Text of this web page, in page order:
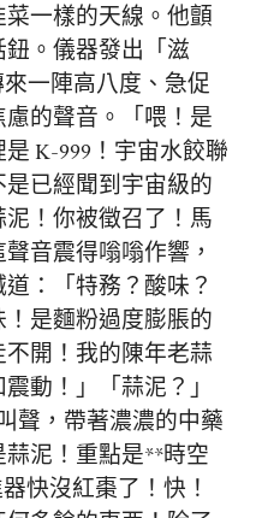
一樣的天線。他顫
。儀器發出「滋
一陣高八度、急促
慮的聲音。「喂！是
K-999！宇宙水餃聯
已經聞到宇宙級的
！你被徵召了！馬
音震得嗡嗡作響，
：「特務？酸味？
是麵粉過度膨脹的
開！我的陳年老蒜
動！」「蒜泥？」
聲，帶著濃濃的中藥
泥！重點是**時空
快沒紅棗了！快！